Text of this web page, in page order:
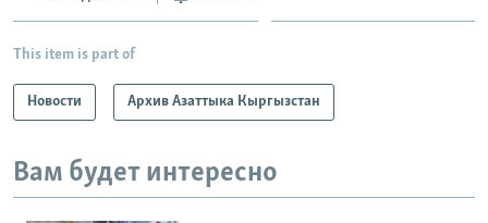
This item is part of
Новости Архив Азаттыка Кыргызстан
Вам будет интересно